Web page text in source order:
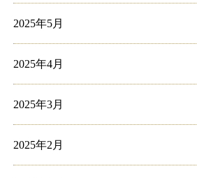
2025年5月
2025年4月
2025年3月
2025年2月